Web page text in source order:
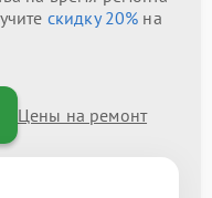
скидку 20% на
Цены на ремонт